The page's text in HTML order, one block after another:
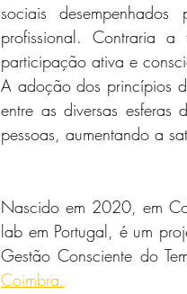
sociais
profissional. Contraria
participação ativa e
A adoção dos princípios
entre as diversas esferas
pessoas, aumentando a
Nascido em 2020, em
lab em Portugal, é um
Gestão Consciente do
Coimbra.